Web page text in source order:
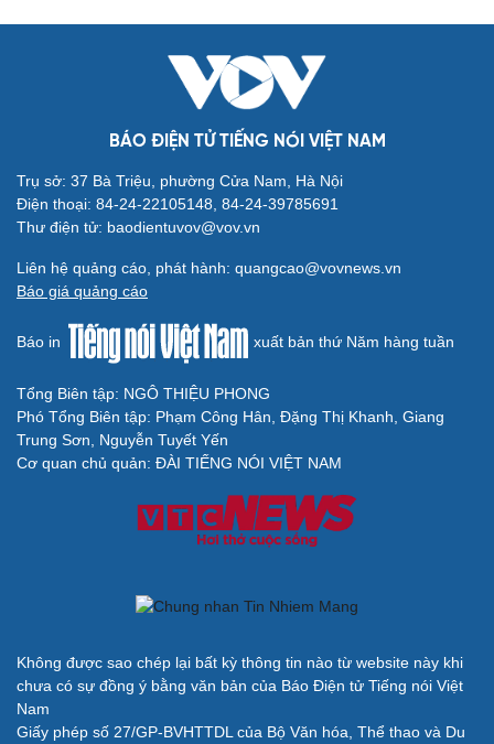
BÁO ĐIỆN TỬ TIẾNG NÓI VIỆT NAM
Trụ sở: 37 Bà Triệu, phường Cửa Nam, Hà Nội
Điện thoại: 84-24-22105148, 84-24-39785691
Thư điện tử: baodientuvov@vov.vn
Liên hệ quảng cáo, phát hành: quangcao@vovnews.vn
Báo giá quảng cáo
Báo in xuất bản thứ Năm hàng tuần
Tổng Biên tập: NGÔ THIỆU PHONG
Phó Tổng Biên tập: Phạm Công Hân, Đặng Thị Khanh, Giang
Trung Sơn, Nguyễn Tuyết Yến
Cơ quan chủ quản: ĐÀI TIẾNG NÓI VIỆT NAM
Không được sao chép lại bất kỳ thông tin nào từ website này khi
chưa có sự đồng ý bằng văn bản của Báo Điện tử Tiếng nói Việt
Nam
Giấy phép số 27/GP-BVHTTDL của Bộ Văn hóa, Thể thao và Du